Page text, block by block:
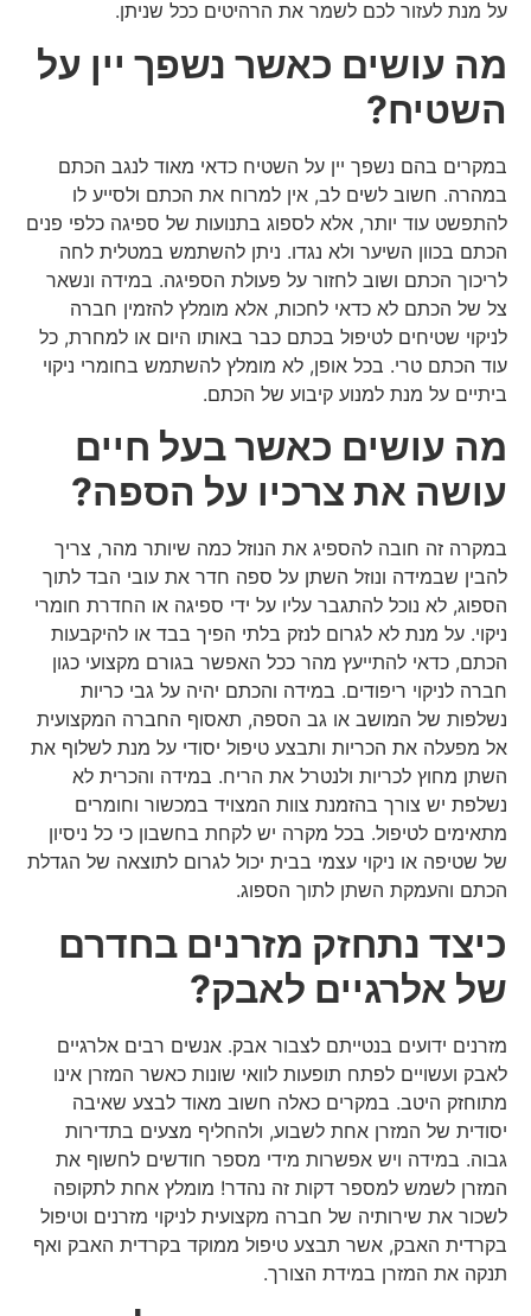
על מנת לעזור לכם לשמר את הרהיטים ככל שניתן.
מה עושים כאשר נשפך יין על
השטיח?
במקרים בהם נשפך יין על השטיח כדאי מאוד לנגב הכתם
במהרה. חשוב לשים לב, אין למרוח את הכתם ולסייע לו
להתפשט עוד יותר, אלא לספוג בתנועות של ספיגה כלפי פנים
הכתם בכוון השיער ולא נגדו. ניתן להשתמש במטלית לחה
לריכוך הכתם ושוב לחזור על פעולת הספיגה. במידה ונשאר
צל של הכתם לא כדאי לחכות, אלא מומלץ להזמין חברה
לניקוי שטיחים לטיפול בכתם כבר באותו היום או למחרת, כל
עוד הכתם טרי. בכל אופן, לא מומלץ להשתמש בחומרי ניקוי
ביתיים על מנת למנוע קיבוע של הכתם.
מה עושים כאשר בעל חיים
עושה את צרכיו על הספה?
במקרה זה חובה להספיג את הנוזל כמה שיותר מהר, צריך
להבין שבמידה ונוזל השתן על ספה חדר את עובי הבד לתוך
הספוג, לא נוכל להתגבר עליו על ידי ספיגה או החדרת חומרי
ניקוי. על מנת לא לגרום לנזק בלתי הפיך בבד או להיקבעות
הכתם, כדאי להתייעץ מהר ככל האפשר בגורם מקצועי כגון
חברה לניקוי ריפודים. במידה והכתם יהיה על גבי כריות
נשלפות של המושב או גב הספה, תאסוף החברה המקצועית
אל מפעלה את הכריות ותבצע טיפול יסודי על מנת לשלוף את
השתן מחוץ לכריות ולנטרל את הריח. במידה והכרית לא
נשלפת יש צורך בהזמנת צוות המצויד במכשור וחומרים
מתאימים לטיפול. בכל מקרה יש לקחת בחשבון כי כל ניסיון
של שטיפה או ניקוי עצמי בבית יכול לגרום לתוצאה של הגדלת
הכתם והעמקת השתן לתוך הספוג.
כיצד נתחזק מזרנים בחדרם
של אלרגיים לאבק?
מזרנים ידועים בנטייתם לצבור אבק. אנשים רבים אלרגיים
לאבק ועשויים לפתח תופעות לוואי שונות כאשר המזרן אינו
מתוחזק היטב. במקרים כאלה חשוב מאוד לבצע שאיבה
יסודית של המזרן אחת לשבוע, ולהחליף מצעים בתדירות
גבוה. במידה ויש אפשרות מידי מספר חודשים לחשוף את
המזרן לשמש למספר דקות זה נהדר! מומלץ אחת לתקופה
לשכור את שירותיה של חברה מקצועית לניקוי מזרנים וטיפול
בקרדית האבק, אשר תבצע טיפול ממוקד בקרדית האבק ואף
תנקה את המזרן במידת הצורך.